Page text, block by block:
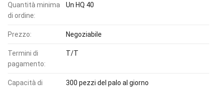
Quantità minima
di ordine:
Un HQ 40
Prezzo: Negoziabile
Termini di
pagamento:
T/T
Capacità di
300 pezzi del palo al giorno